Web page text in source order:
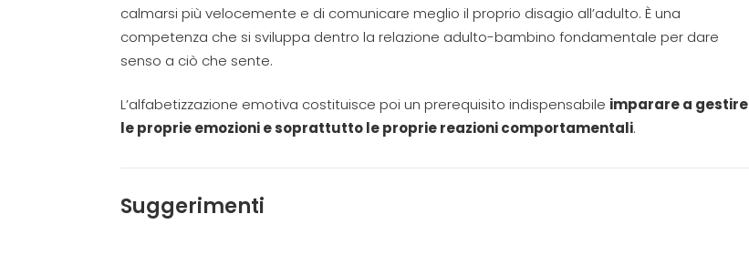
calmarsi più velocemente e di comunicare meglio il proprio disagio all’adulto. È una
competenza che si sviluppa dentro la relazione adulto-bambino fondamentale per dare
senso a ciò che sente.
L’alfabetizzazione emotiva costituisce poi un prerequisito indispensabile imparare a gestire
le proprie emozioni e soprattutto le proprie reazioni comportamentali.
Suggerimenti